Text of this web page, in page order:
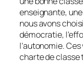
enseignante,
nous avons
démocratie,
l’autonomie.
charte de classe